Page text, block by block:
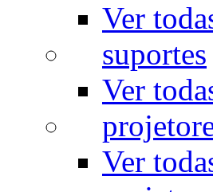
Ver
suportes
Ver
Ver